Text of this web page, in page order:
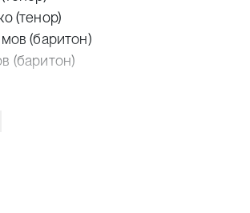
(тенор)
(баритон)
(баритон)